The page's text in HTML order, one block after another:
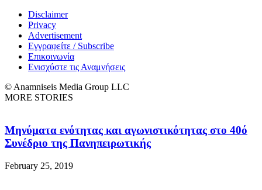
Disclaimer
Privacy
Advertisement
Εγγραφείτε / Subscribe
Επικοινωνία
Ενισχύστε τις Αναμνήσεις
© Anamniseis Media Group LLC
MORE STORIES
Μηνύματα ενότητας και αγωνιστικότητας στο 40ό
Συνέδριο της Πανηπειρωτικής
February 25, 2019